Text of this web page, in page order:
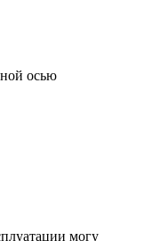
осью
могу